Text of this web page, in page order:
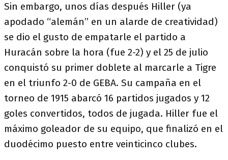
Sin embargo, unos días después Hiller (ya
apodado “alemán” en un alarde de creatividad)
se dio el gusto de empatarle el partido a
Huracán sobre la hora (fue 2-2) y el 25 de julio
conquistó su primer doblete al marcarle a Tigre
en el triunfo 2-0 de GEBA. Su campaña en el
torneo de 1915 abarcó 16 partidos jugados y 12
goles convertidos, todos de jugada. Hiller fue el
máximo goleador de su equipo, que finalizó en el
duodécimo puesto entre veinticinco clubes.